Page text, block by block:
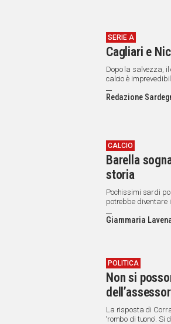
SERIE A
Cagliari e
Dopo la salvezza, il
calcio è
Redazione
CALCIO
Barella
storia
Pochissimi sardi
potrebbe diventare
Giammaria
POLITICA
Non si
La risposta di
‘rombo di tuono’. Si